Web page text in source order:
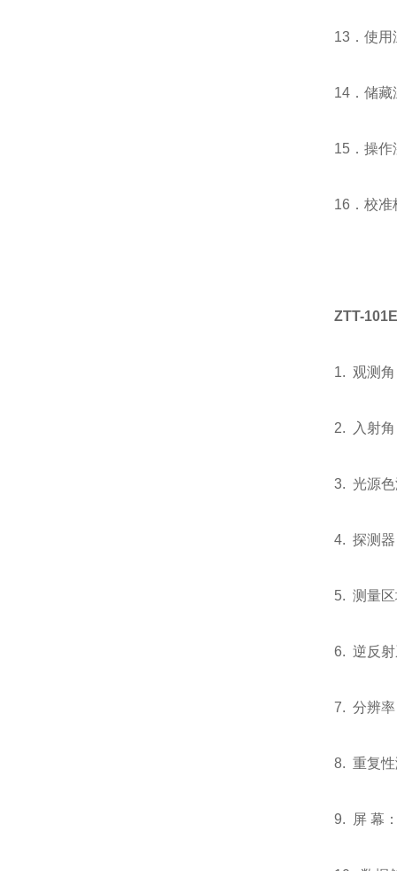
13．使用
14．储藏
15．操作
16．校准
ZTT-
1. 观测角
2. 入射角
3. 光源色
4. 探测器
5. 测量
6. 逆反射
7. 分辨率
8. 重复性
9. 屏 幕